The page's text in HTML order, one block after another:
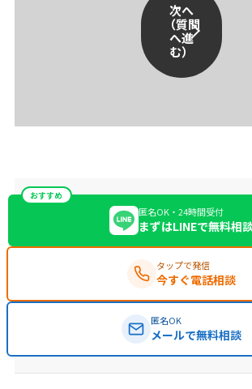
次へ
（質問
へ進
む）
おすすめ
匿名OK・24時間受付
まずはLINEで無料相
タップで発信
今すぐ電話相談
匿名OK
メールで無料相談